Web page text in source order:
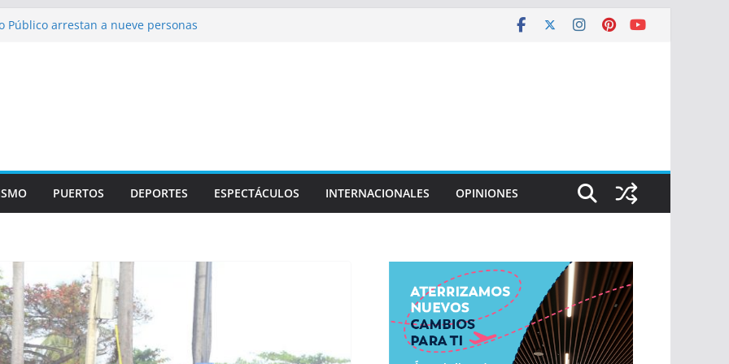
Público arrestan a nueve personas
multidisciplinario operativo médico
en Monte Plata
PUERTOS DEPORTES ESPECTÁCULOS INTERNACIONALES OPINIONES